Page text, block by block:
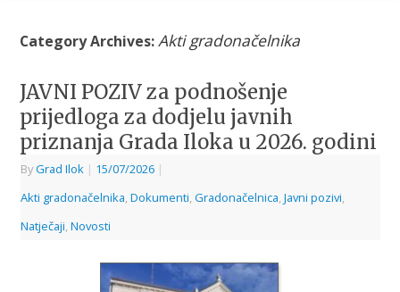
Category Archives:Akti gradonačelnika
JAVNI POZIV za podnošenje
prijedloga za dodjelu javnih
priznanja Grada Iloka u 2026. godini
ByGrad Ilok | 15/07/2026 |
Akti gradonačelnika, Dokumenti, Gradonačelnica, Javni pozivi,
Natječaji, Novosti